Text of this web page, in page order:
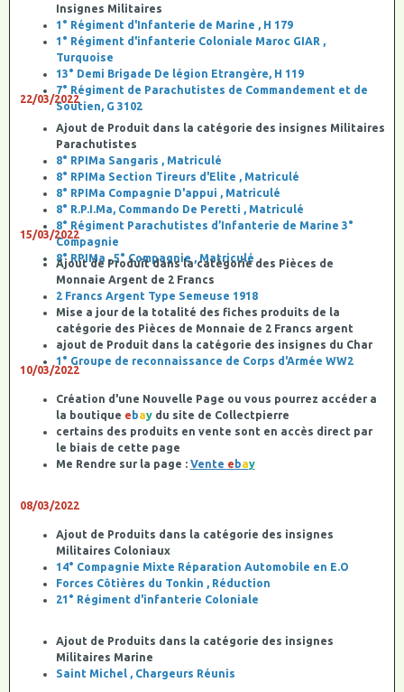
Insignes Militaires
1° Régiment d'Infanterie de Marine , H 179
1° Régiment d'infanterie Coloniale Maroc GIAR ,
Turquoise
13° Demi Brigade De légion Etrangère, H 119
7° Régiment de Parachutistes de Commandement et de
Soutien, G 3102
22/03/2022
Ajout de Produit dans la catégorie des insignes Militaires
Parachutistes
8° RPIMa Sangaris , Matriculé
8° RPIMa Section Tireurs d'Elite , Matriculé
8° RPIMa Compagnie D'appui , Matriculé
8° R.P.I.Ma, Commando De Peretti , Matriculé
8° Régiment Parachutistes d’Infanterie de Marine 3°
Compagnie
8° RPIMa , 5° Compagnie , Matriculé
15/03/2022
Ajout de Produit dans la catégorie des Pièces de
Monnaie Argent de 2 Francs
2 Francs Argent Type Semeuse 1918
Mise a jour de la totalité des fiches produits de la
catégorie des Pièces de Monnaie de 2 Francs argent
ajout de Produit dans la catégorie des insignes du Char
1° Groupe de reconnaissance de Corps d'Armée WW2
10/03/2022
Création d'une Nouvelle Page ou vous pourrez accéder a
la boutique e bay du site de Collectpierre
certains des produits en vente sont en accès direct par
le biais de cette page
Me Rendre sur la page : Vente e bay
08/03/2022
Ajout de Produits dans la catégorie des insignes
Militaires Coloniaux
14° Compagnie Mixte Réparation Automobile en E.O
Forces Côtières du Tonkin , Réduction
21° Régiment d'infanterie Coloniale
Ajout de Produits dans la catégorie des insignes
Militaires Marine
Saint Michel , Chargeurs Réunis